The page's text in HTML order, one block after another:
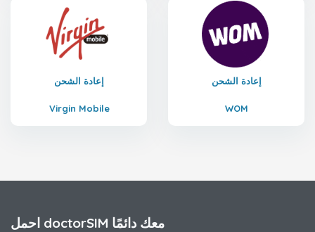
إعادة الشحن
Virgin Mobile
إعادة الشحن
WOM
احمل doctorSIM معك دائمًا